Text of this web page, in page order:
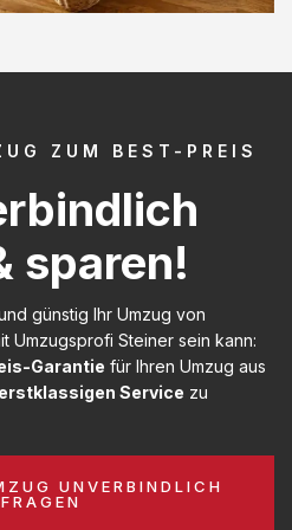
ZUM BEST-PREIS
sparen!
günstig Ihr Umzug von
Umzugsprofi Steiner sein kann:
Garantie für Ihren Umzug aus
erstklassigen Service zu
UNVERBINDLICH